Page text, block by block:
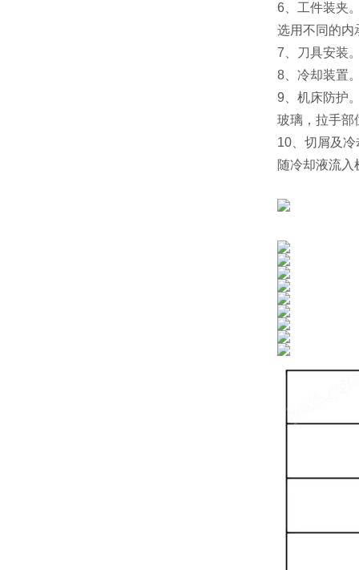
6、工件装夹
选用不同的内
7、刀具安装
8、冷却装置
9、机床防护
玻璃，拉手部
10、切屑及
随冷却液流